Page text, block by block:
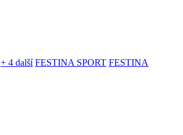
+ 4 další FESTINA SPORT FESTINA